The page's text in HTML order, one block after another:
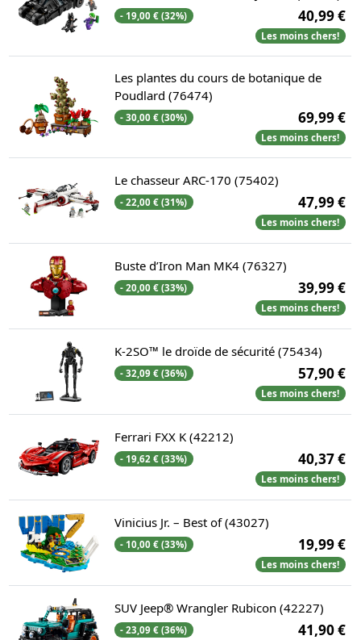
- 19,00 € (32%) 40,99 €
Les moins chers!
Les plantes du cours de botanique de
Poudlard (76474)
- 30,00 € (30%) 69,99 €
Les moins chers!
Le chasseur ARC-170 (75402)
- 22,00 € (31%) 47,99 €
Les moins chers!
Buste d’Iron Man MK4 (76327)
- 20,00 € (33%) 39,99 €
Les moins chers!
K-2SO™ le droïde de sécurité (75434)
- 32,09 € (36%) 57,90 €
Les moins chers!
Ferrari FXX K (42212)
- 19,62 € (33%) 40,37 €
Les moins chers!
Vinicius Jr. – Best of (43027)
- 10,00 € (33%) 19,99 €
Les moins chers!
SUV Jeep® Wrangler Rubicon (42227)
- 23,09 € (36%) 41,90 €